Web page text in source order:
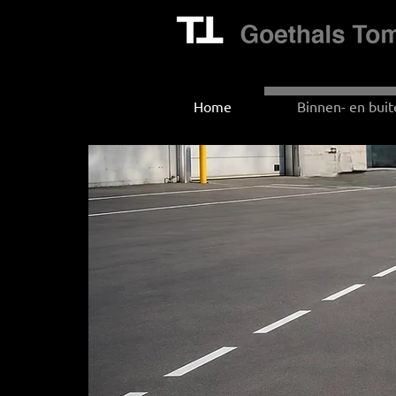
Home Binnen- en